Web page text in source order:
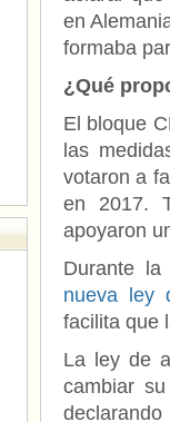
en
formaba
¿Qué
El bloque
las
votaron a
en 2017.
apoyaron
Durante
nueva ley
facilita que
La ley de
cambiar